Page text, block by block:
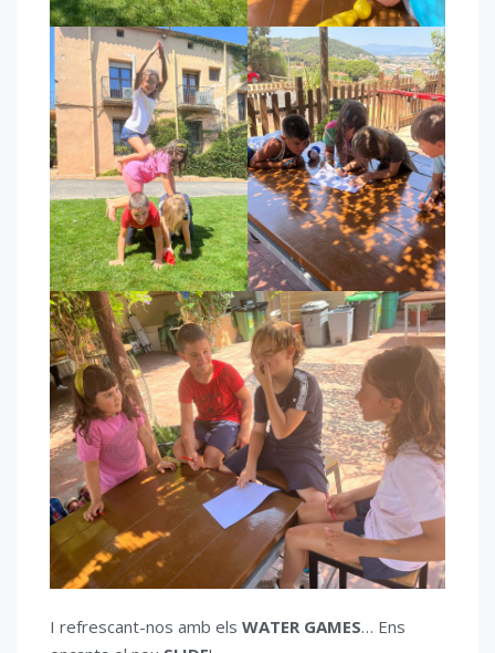
I refrescant-nos amb els WATER GAMES… Ens